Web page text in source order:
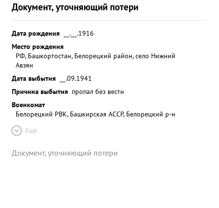
Документ, уточняющий потери
Дата рождения
__.__.1916
Место рождения
РФ, Башкортостан, Белорецкий район, село Нижний
Авзян
Дата выбытия
__.09.1941
Причина выбытия пропал без вести
Военкомат
Белорецкий РВК, Башкирская АССР, Белорецкий р-н
Ещё
Документ, уточняющий потери